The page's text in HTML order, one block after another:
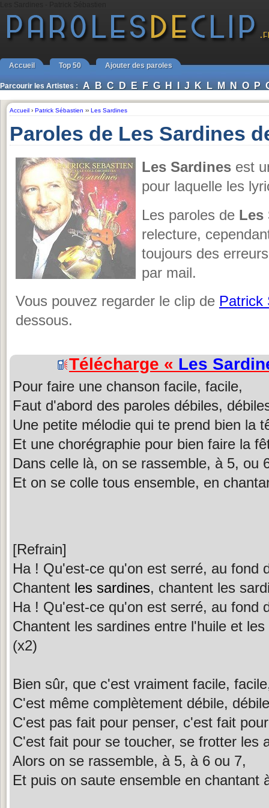
Accueil Top 50 Ajouter des paroles
Parcourir les Artistes : A B C D E F G H I J K L M N O P
Accueil › Patrick Sébastien ›› Les Sardines
Paroles de Les Sardines
Les Sardines est
pour laquelle les
Les paroles de Les
relecture,
toujours des
par mail.
Vous pouvez regarder le clip de Patrick
dessous.
Télécharge « Les
Pour faire une chanson facile, facile,
Faut d'abord des paroles débiles,
Une petite mélodie qui te prend bien la
Et une chorégraphie pour bien faire la
Dans celle là, on se rassemble, à 5, ou
Et on se colle tous ensemble, en
[Refrain]
Ha ! Qu'est-ce qu'on est serré, au fond
Chantent les sardines, chantent les
Ha ! Qu'est-ce qu'on est serré, au fond
Chantent les sardines entre l'huile et
(x2)
Bien sûr, que c'est vraiment facile,
C'est même complètement débile,
C'est pas fait pour penser, c'est fait
C'est fait pour se toucher, se frotter les
Alors on se rassemble, à 5, à 6 ou 7,
Et puis on saute ensemble en chantant